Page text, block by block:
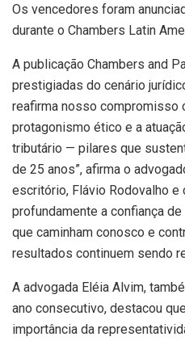
Os vencedores foram
durante o Chambers Latin
A publicação Chambers and
prestigiadas do cenário
reafirma nosso compromisso
protagonismo ético e a
tributário — pilares que
de 25 anos”, afirma o
escritório, Flávio Rodovalho e
profundamente a confiança
que caminham conosco e
resultados continuem sendo
A advogada Eléia Alvim,
ano consecutivo, destacou
importância da